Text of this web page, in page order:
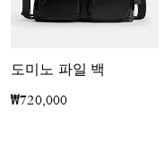
도미노 파일 백
₩720,000